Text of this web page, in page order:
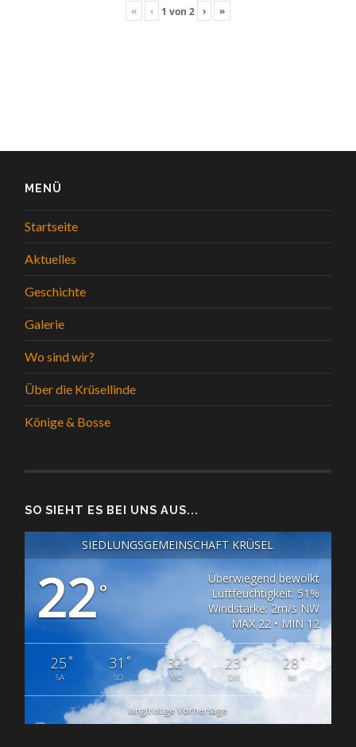
« ‹ 1 von 2 › »
MENÜ
Startseite
Aktuelles
Geschichte
Galerie
Wo sind wir?
Über die Krüsellinde
Könige & Bosse
SO SIEHT ES BEI UNS AUS...
SIEDLUNGSGEMEINSCHAFT KRÜSEL
22°
Überwiegend bewölkt
Luftfeuchtigkeit: 51%
Windstärke: 2m/s NW
MAX 22 • MIN 12
25°
SA
31 °
SO
32°
MO
23°
DIE
28°
MI
langfristige Vorhersage